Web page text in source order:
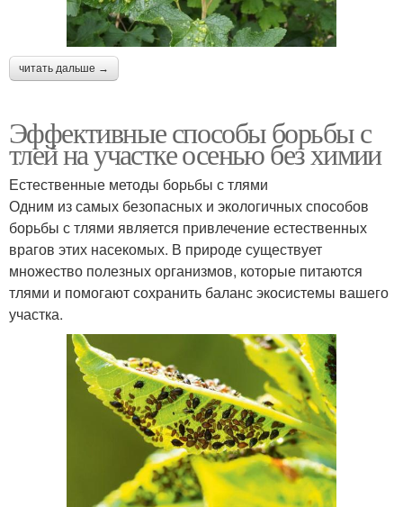
читать дальше →
Эффективные способы борьбы с
тлей на участке осенью без химии
Естественные методы борьбы с тлями
Одним из самых безопасных и экологичных способов
борьбы с тлями является привлечение естественных
врагов этих насекомых. В природе существует
множество полезных организмов, которые питаются
тлями и помогают сохранить баланс экосистемы вашего
участка.